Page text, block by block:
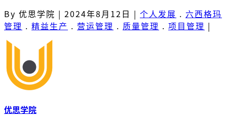
By 优思学院 | 2024年8月12日 | 个人发展 . 六西格玛
管理 . 精益生产 . 营运管理 . 质量管理 . 项目管理 |
优思学院